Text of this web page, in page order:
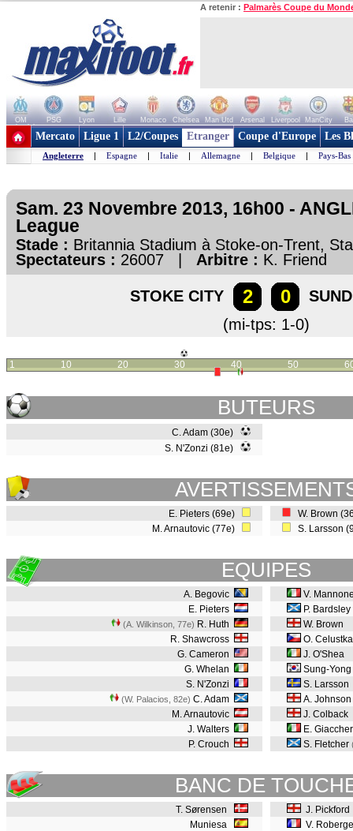
A retenir : Palmarès Coupe du
OM PSG Lyon Lille Monaco Chelsea Man Utd Arsenal Liverpool ManCity
+ de clubs
Mercato Ligue 1 L2/Coupes Etranger Coupe d'Europe Les
Angleterre | Espagne | Italie | Allemagne | Belgique | Pays-Bas
Sam. 23 Novembre 2013, 16h00 -
League
Stade : Britannia Stadium à Stoke-on-Trent,
Spectateurs : 26007 | Arbitre : K. Friend
STOKE CITY 2 0
(mi-tps: 1-0)
1 10 20 30 40 50
BUTEURS
C. Adam (30e)
S. N'Zonzi (81e)
E. Pieters (69e)
M. Arnautovic (77e)
W. Brown
S. Larsson
EQUIPES
A. Begovic
E. Pieters
(A. Wilkinson, 77e) R. Huth
R. Shawcross
G. Cameron
G. Whelan
S. N'Zonzi
(W. Palacios, 82e) C. Adam
M. Arnautovic
J. Walters
P. Crouch
V.
P. Bardsley
W. Brown
O.
J. O'Shea
Sung-Yong
S. Larsson
A. Johnson
J. Colback
E.
S. Fletcher
BANC DE
T. Sørensen
Muniesa
J. Pickford
V.